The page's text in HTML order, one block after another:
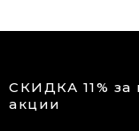
СКИДКА 11%
акции